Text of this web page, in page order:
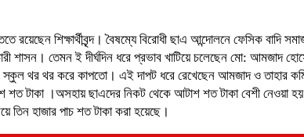
রয়েছেন শিক্ষার্থীবৃন্দ। বৈষম্যে বিরোধী ছাএ আন্দোলনে ফেস‍িক
শাসন। তেমন ই দীর্ঘদিন ধরে প্রভাব খাটিয়ে চলেছেন মো: আমজাদ
স্কুল থর থর করে কাপতো। এই দাপট ধরে রেখেছেন আমজাদ ও তাহার
টাকা ।অসহায় ছাএদের নিকট থেকে আটাশ শত টাকা বেশী নেওয়া
হাজার পাচ শত টাকা করা হয়েছে।